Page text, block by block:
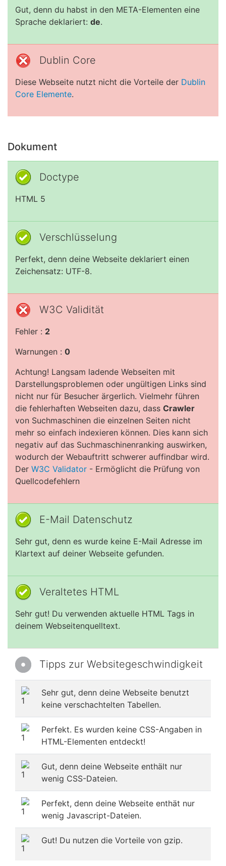
Gut, denn du habst in den META-Elementen eine
Sprache deklariert: de.
Dublin Core
Diese Webseite nutzt nicht die Vorteile der Dublin
Core Elemente.
Dokument
Doctype
HTML 5
Verschlüsselung
Perfekt, denn deine Webseite deklariert einen
Zeichensatz: UTF-8.
W3C Validität
Fehler : 2
Warnungen : 0
Achtung! Langsam ladende Webseiten mit
Darstellungsproblemen oder ungültigen Links sind
nicht nur für Besucher ärgerlich. Vielmehr führen
die fehlerhaften Webseiten dazu, dass Crawler
von Suchmaschinen die einzelnen Seiten nicht
mehr so einfach indexieren können. Dies kann sich
negativ auf das Suchmaschinenranking auswirken,
wodurch der Webauftritt schwerer auffindbar wird.
Der W3C Validator - Ermöglicht die Prüfung von
Quellcodefehlern
E-Mail Datenschutz
Sehr gut, denn es wurde keine E-Mail Adresse im
Klartext auf deiner Webseite gefunden.
Veraltetes HTML
Sehr gut! Du verwenden aktuelle HTML Tags in
deinem Webseitenquelltext.
Tipps zur Websitegeschwindigkeit
Sehr gut, denn deine Webseite benutzt
keine verschachtelten Tabellen.
Perfekt. Es wurden keine CSS-Angaben in
HTML-Elementen entdeckt!
Gut, denn deine Webseite enthält nur
wenig CSS-Dateien.
Perfekt, denn deine Webseite enthät nur
wenig Javascript-Dateien.
Gut! Du nutzen die Vorteile von gzip.